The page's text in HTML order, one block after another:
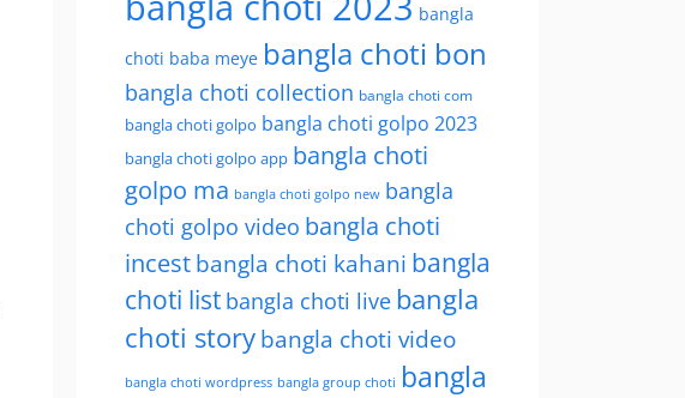
bangla
choti baba meye bangla choti bon
bangla choti collection bangla choti com
bangla choti golpo bangla choti golpo 2023
bangla choti golpo app bangla choti
golpo ma bangla choti golpo new bangla
choti golpo video bangla choti
incestbangla choti kahani bangla
choti list bangla choti live bangla
choti storybangla choti video
bangla choti wordpress bangla group choti bangla